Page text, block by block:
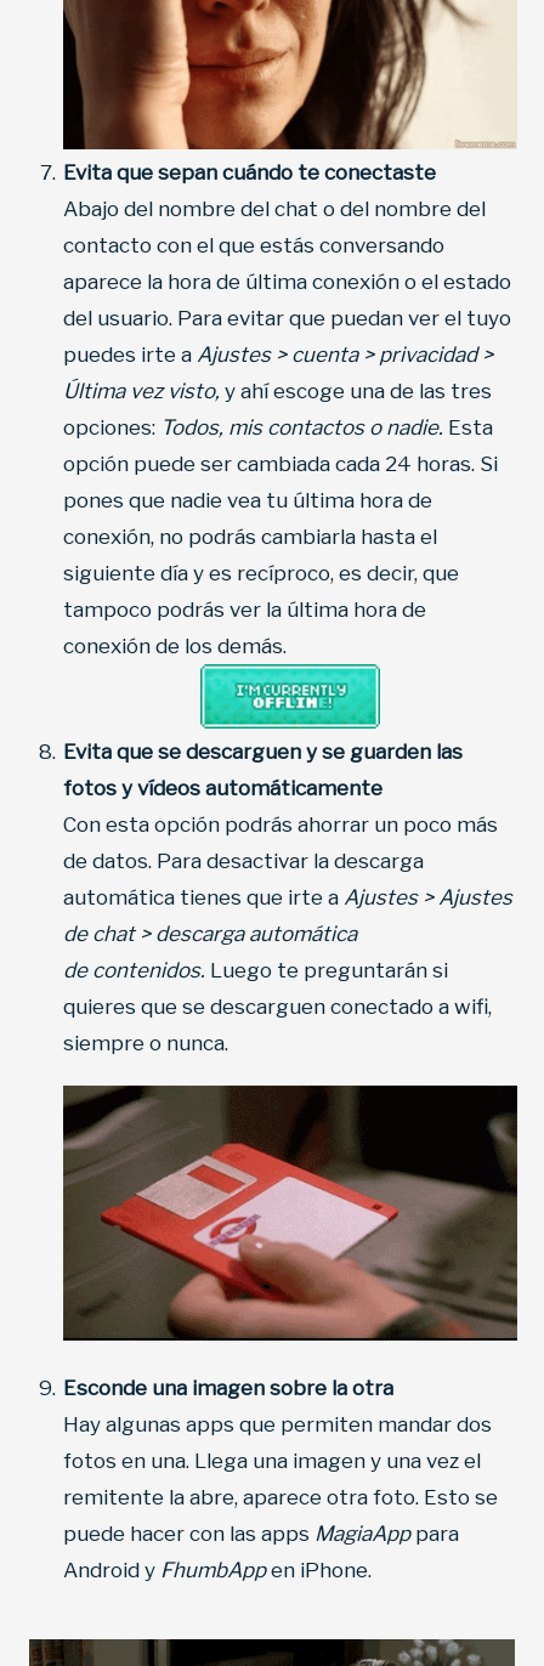
Evita que sepan cuándo te conectaste
Abajo del nombre del chat o del nombre del
contacto con el que estás conversando
aparece la hora de última conexión o el estado
del usuario. Para evitar que puedan ver el tuyo
puedes irte a Ajustes > cuenta > privacidad >
Última vez visto, y ahí escoge una de las tres
opciones: Todos, mis contactos o nadie. Esta
opción puede ser cambiada cada 24 horas. Si
pones que nadie vea tu última hora de
conexión, no podrás cambiarla hasta el
siguiente día y es recíproco, es decir, que
tampoco podrás ver la última hora de
conexión de los demás.
Evita que se descarguen y se guarden las
fotos y vídeos automáticamente
Con esta opción podrás ahorrar un poco más
de datos. Para desactivar la descarga
automática tienes que irte a Ajustes > Ajustes
de chat > descarga automática
de contenidos. Luego te preguntarán si
quieres que se descarguen conectado a wifi,
siempre o nunca.
Esconde una imagen sobre la otra
Hay algunas apps que permiten mandar dos
fotos en una. Llega una imagen y una vez el
remitente la abre, aparece otra foto. Esto se
puede hacer con las apps MagiaApp para
Android y FhumbAppen iPhone.